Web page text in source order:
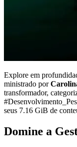
Explore em
ministrado por
transformador,
seus 7.16 GiB de
Domine a